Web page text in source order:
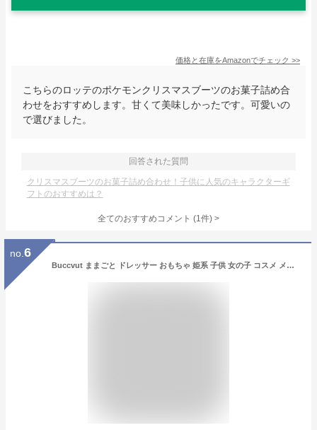
価格と在庫をAmazonでチェック >>
こちらのロッテのポケモンクリスマスブーツのお菓子詰め合
わせをおすすめします。甘くて美味しかったです。可愛いの
で選びました。
回答された質問
クリスマスブーツのお菓子詰め合わせ！子供に人気のキャラクターギ
フトのおすすめは？
全てのおすすめコメント (1件) >
no. 6
Buccvut ままごと ドレッサー おもちゃ 姫系 子供 女の子 コスメ メイクアップセット ごっこ遊び おもちゃドレッサー キッズ 知育玩具 女の子 小さい化粧台 女の子メイクゲームセット鏡台 お誕生日プレゼント ゼント椅子付き